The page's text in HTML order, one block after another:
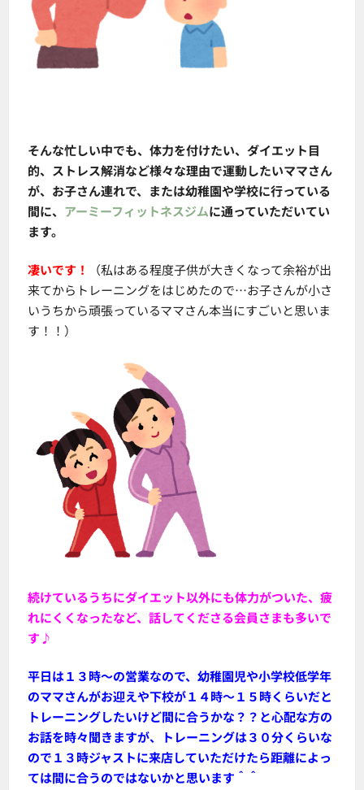
そんな忙しい中でも、体力を付けたい、ダイエット目
的、ストレス解消など様々な理由で運動したいママさん
が、お子さん連れで、または幼稚園や学校に行っている
間に、 アーミーフィットネスジムに通っていただいてい
ます。
凄いです！
（私はある程度子供が大きくなって余裕が出
来てからトレーニングをはじめたので…お子さんが小さ
いうちから頑張っているママさん本当にすごいと思いま
す！！）
続けているうちにダイエット以外にも体力がついた、疲
れにくくなったなど、話してくださる会員さまも多いで
す♪
平日は１３時～の営業なので、幼稚園児や小学校低学年
のママさんがお迎えや下校が１４時～１５時くらいだと
トレーニングしたいけど間に合うかな？？と心配な方の
お話を時々聞きますが、トレーニングは３０分くらいな
ので１３時ジャストに来店していただけたら距離によっ
ては間に合うのではないかと思います＾＾